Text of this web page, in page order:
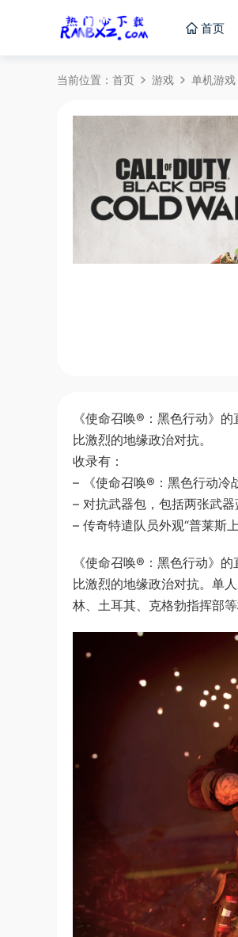
首页
当前位置： 首页 游戏 单机游戏
《使命召唤®：黑色行动》
比激烈的地缘政治对抗。
收录有：
– 《使命召唤®：黑色行动冷
– 对抗武器包，包括两张武器
– 传奇特遣队员外观“普莱斯
《使命召唤®：黑色行动》
比激烈的地缘政治对抗。单
林、土耳其、克格勃指挥部